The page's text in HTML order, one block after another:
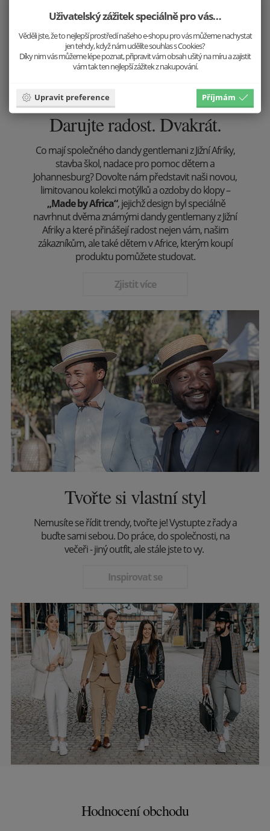
Darujte radost. Dvakrát.
Co mají společného dandy gentlemani z Jižní Afriky,
stavba škol, nadace pro pomoc dětem a
Johannesburg? Dovolte nám představit naši novou,
limitovanou kolekci motýlků a ozdoby do klopy –
„Made by Africa“, jejichž design byl speciálně
navrhnut dvěma známými dandy gentlemany z Jižní
Afriky a které přinášejí radost nejen vám, našim
zákazníkům, ale také dětem v Africe, kterým koupí
produktu pomůžete studovat.
Zjistit více
Tvořte si vlastní styl
Nemusíte se řídit trendy, tvořte je! Vystupte z řady a
buďte sami sebou. Do práce, do společnosti, na
večeři - jiný outfit, ale stále jste to vy.
Inspirovat se
Hodnocení obchodu
Uživatelský zážitek speciálně pro vás…
Věděli jste, že to nejlepší prostředí našeho e-shopu pro vás můžeme nachystat
jen tehdy, když nám udělíte souhlas s Cookies?
Díky nim vás můžeme lépe poznat, připravit vám obsah ušitý na míru a zajistit
vám tak ten nejlepší zážitek z nakupování.
Upravit preference Příjmám